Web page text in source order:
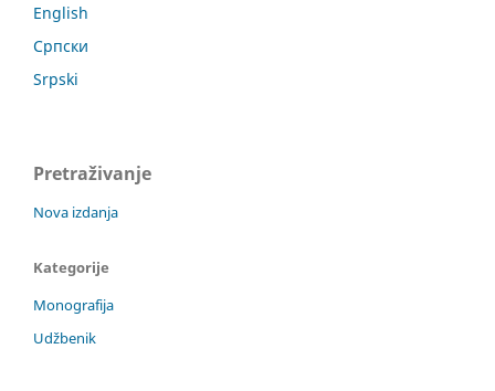
English
Српски
Srpski
Pretraživanje
Nova izdanja
Kategorije
Monografija
Udžbenik